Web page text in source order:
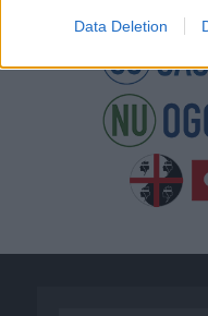
Data Deletion